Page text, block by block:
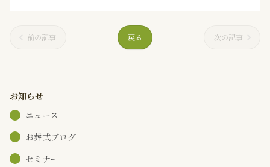
前の記事 戻る 次の記事
お知らせ
ニュース
お葬式ブログ
セミナｰ